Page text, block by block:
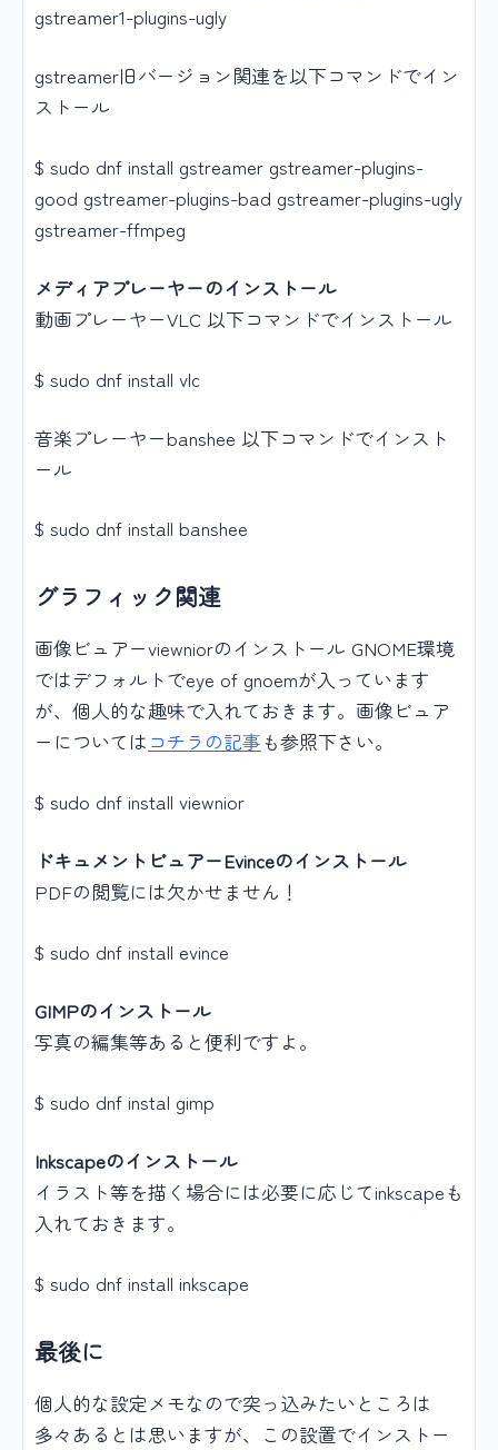
gstreamer1-plugins-ugly
gstreamer旧バージョン関連を以下コマンドでイン
ストール
$ sudo dnf install gstreamer gstreamer-plugins-
good gstreamer-plugins-bad gstreamer-plugins-ugly
gstreamer-ffmpeg
メディアプレーヤーのインストール
動画プレーヤーVLC 以下コマンドでインストール
$ sudo dnf install vlc
音楽プレーヤーbanshee 以下コマンドでインスト
ール
$ sudo dnf install banshee
グラフィック関連
画像ビュアーviewniorのインストール GNOME環境
ではデフォルトでeye of gnoemが入っています
が、個人的な趣味で入れておきます。画像ビュア
ーについては コチラの記事も参照下さい。
$ sudo dnf install viewnior
ドキュメントビュアーEvinceのインストール
PDFの閲覧には欠かせません！
$ sudo dnf install evince
GIMPのインストール
写真の編集等あると便利ですよ。
$ sudo dnf instal gimp
Inkscapeのインストール
イラスト等を描く場合には必要に応じてinkscapeも
入れておきます。
$ sudo dnf install inkscape
最後に
個人的な設定メモなので突っ込みたいところは
多々あるとは思いますが、この設置でインストー